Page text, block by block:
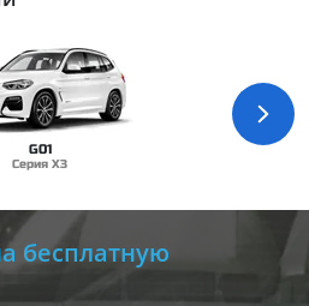
G01
Серия X3
бесплатную